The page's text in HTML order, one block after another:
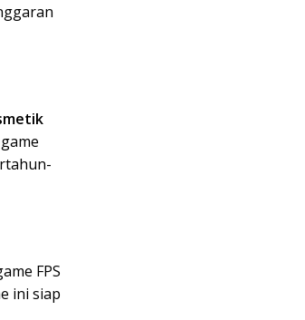
FPS
ini siap